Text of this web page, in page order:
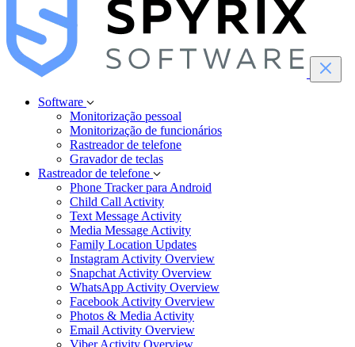
Software
Monitorização pessoal
Monitorização de funcionários
Rastreador de telefone
Gravador de teclas
Rastreador de telefone
Phone Tracker para Android
Child Call Activity
Text Message Activity
Media Message Activity
Family Location Updates
Instagram Activity Overview
Snapchat Activity Overview
WhatsApp Activity Overview
Facebook Activity Overview
Photos & Media Activity
Email Activity Overview
Viber Activity Overview